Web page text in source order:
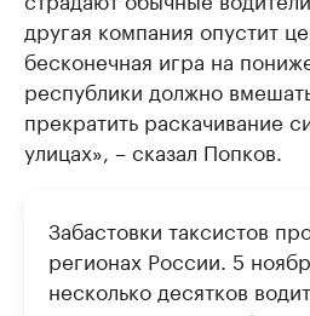
другая компания опустит
бесконечная игра на
республики должно
прекратить раскачивание
улицах», – сказал Попков.
Забастовки таксистов
регионах России. 5
несколько десятков